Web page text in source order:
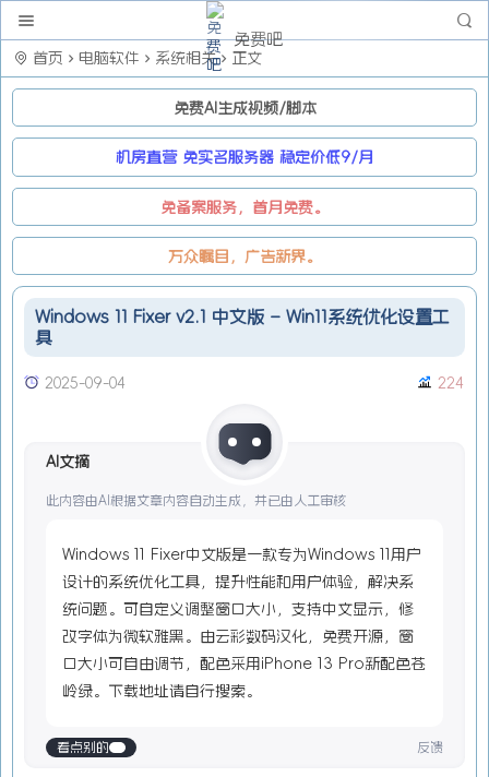
免费吧
首页 电脑软件 系统相关 正文
免费AI生成视频/脚本
机房直营 免实名服务器 稳定价低9/月
免备案服务，首月免费。
万众瞩目，广告新界。
Windows 11 Fixer v2.1 中文版 – Win11系统优化设置工
具
2025-09-04 224
AI文摘
此内容由AI根据文章内容自动生成，并已由人工审核
Windows 11 Fixer中文版是一款专为Windows 11用户
设计的系统优化工具，提升性能和用户体验，解决系
统问题。可自定义调整窗口大小，支持中文显示，修
改字体为微软雅黑。由云彩数码汉化，免费开源，窗
口大小可自由调节，配色采用iPhone 13 Pro新配色苍
岭绿。下载地址请自行搜索。
看点别的 反馈